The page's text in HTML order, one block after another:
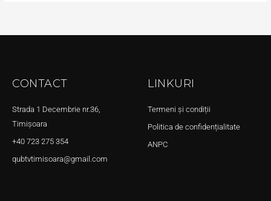
CONTACT
Strada 1 Decembrie nr.36,
Timișoara
+40 723 275 354
qubtvtimisoara@gmail.com
LINKURI
Termeni și condiții
Politica de confidențialitate
ANPC